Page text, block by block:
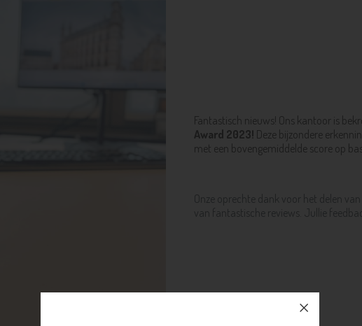
Fantastisch nieuws! Ons kantoor is
Award 2023! Deze bijzondere
met een bovengemiddelde score op
Onze oprechte dank voor het delen
van fantastische reviews. Jullie